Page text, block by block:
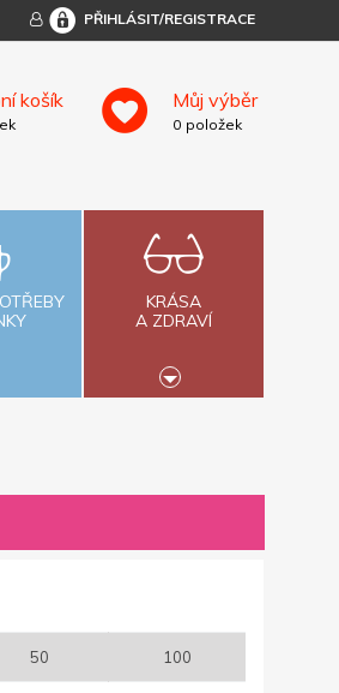
PŘIHLÁSIT/REGISTRACE
košík Můj výběr
0 položek
KRÁSA
A ZDRAVÍ
50 100